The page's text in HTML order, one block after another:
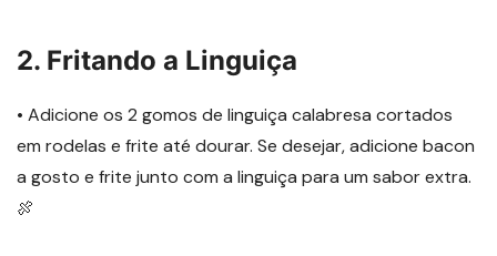
2. Fritando a Linguiça
• Adicione os 2 gomos de linguiça calabresa cortados
em rodelas e frite até dourar. Se desejar, adicione bacon
a gosto e frite junto com a linguiça para um sabor extra.
🍖